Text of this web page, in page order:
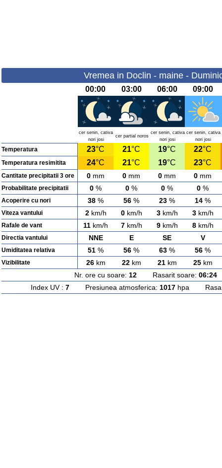
Vremea in Doclin - maine -
00:00 03:00 06:00 09:00
cer senin, cativa
nori josi
cer partial noros
cer senin, cativa
nori josi
cer senin, cativa
nori josi
Temperatura 23°C 21°C 19°C 22°C
Temperatura resimitita 24°C 21°C 19°C 23°C
Cantitate precipitatii 3 ore 0 mm 0 mm 0 mm 0 mm
Probabilitate precipitatii 0 % 0 % 0 % 0 %
Acoperire cu nori 38 % 56 % 23 % 14 %
Viteza vantului 2km/h 0km/h 3km/h 3km/h
Rafale de vant 11 km/h 7km/h 9km/h 8km/h
Directia vantului NNE E SE V
Umiditatea relativa 51 % 56 % 63 % 56 %
Vizibilitate 26km 22km 21km 25km
Nr. ore cu soare: 12Rasarit soare: 06:24
Index UV : 7Presiunea atmosferica: 1017hpa